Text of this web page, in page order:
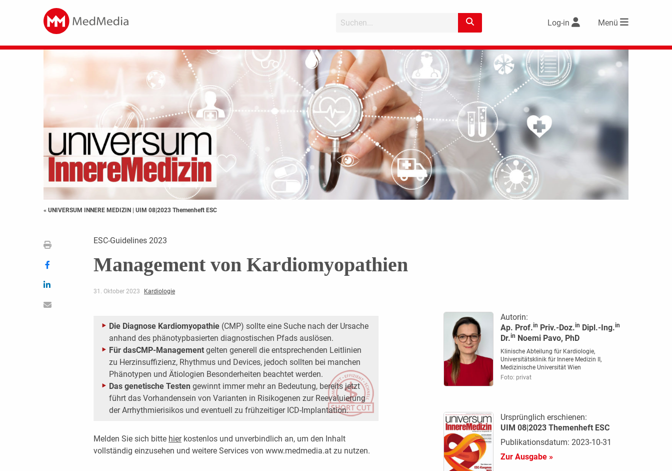
Log-in Menü
« UNIVERSUM INNERE MEDIZIN | UIM 08|2023 Themenheft ESC
ESC-Guidelines 2023
Management von Kardiomyopathien
31. Oktober 2023 Kardiologie
Die Diagnose Kardiomyopathie(CMP) sollte eine Suche nach der Ursache
anhand des phänotypbasierten diagnostischen Pfads auslösen.
Für dasCMP-Managementgelten generell die entsprechenden Leitlinien
zu Herzinsuffizienz, Rhythmus und Devices, jedoch sollten bei manchen
Phänotypen und Ätiologien Besonderheiten beachtet werden.
Das genetische Testen gewinnt immer mehr an Bedeutung, bereits jetzt
führt das Vorhandensein von Varianten in Risikogenen zur Reevaluierung
der Arrhythmierisikos und eventuell zu frühzeitiger ICD-Implantation.
Melden Sie sich bitte hierkostenlos und unverbindlich an, um den Inhalt
vollständig einzusehen und weitere Services von www.medmedia.at zu nutzen.
Autorin:
Ap. Prof.in Priv.-Doz.in Dipl.-Ing.in
Dr.in Noemi Pavo, PhD
Klinische Abteilung für Kardiologie,
Universitätsklinik für Innere Medizin II,
Medizinische Universität Wien
Foto: privat
Ursprünglich erschienen:
UIM 08|2023 Themenheft ESC
Publikationsdatum: 2023-10-31
Zur Ausgabe »